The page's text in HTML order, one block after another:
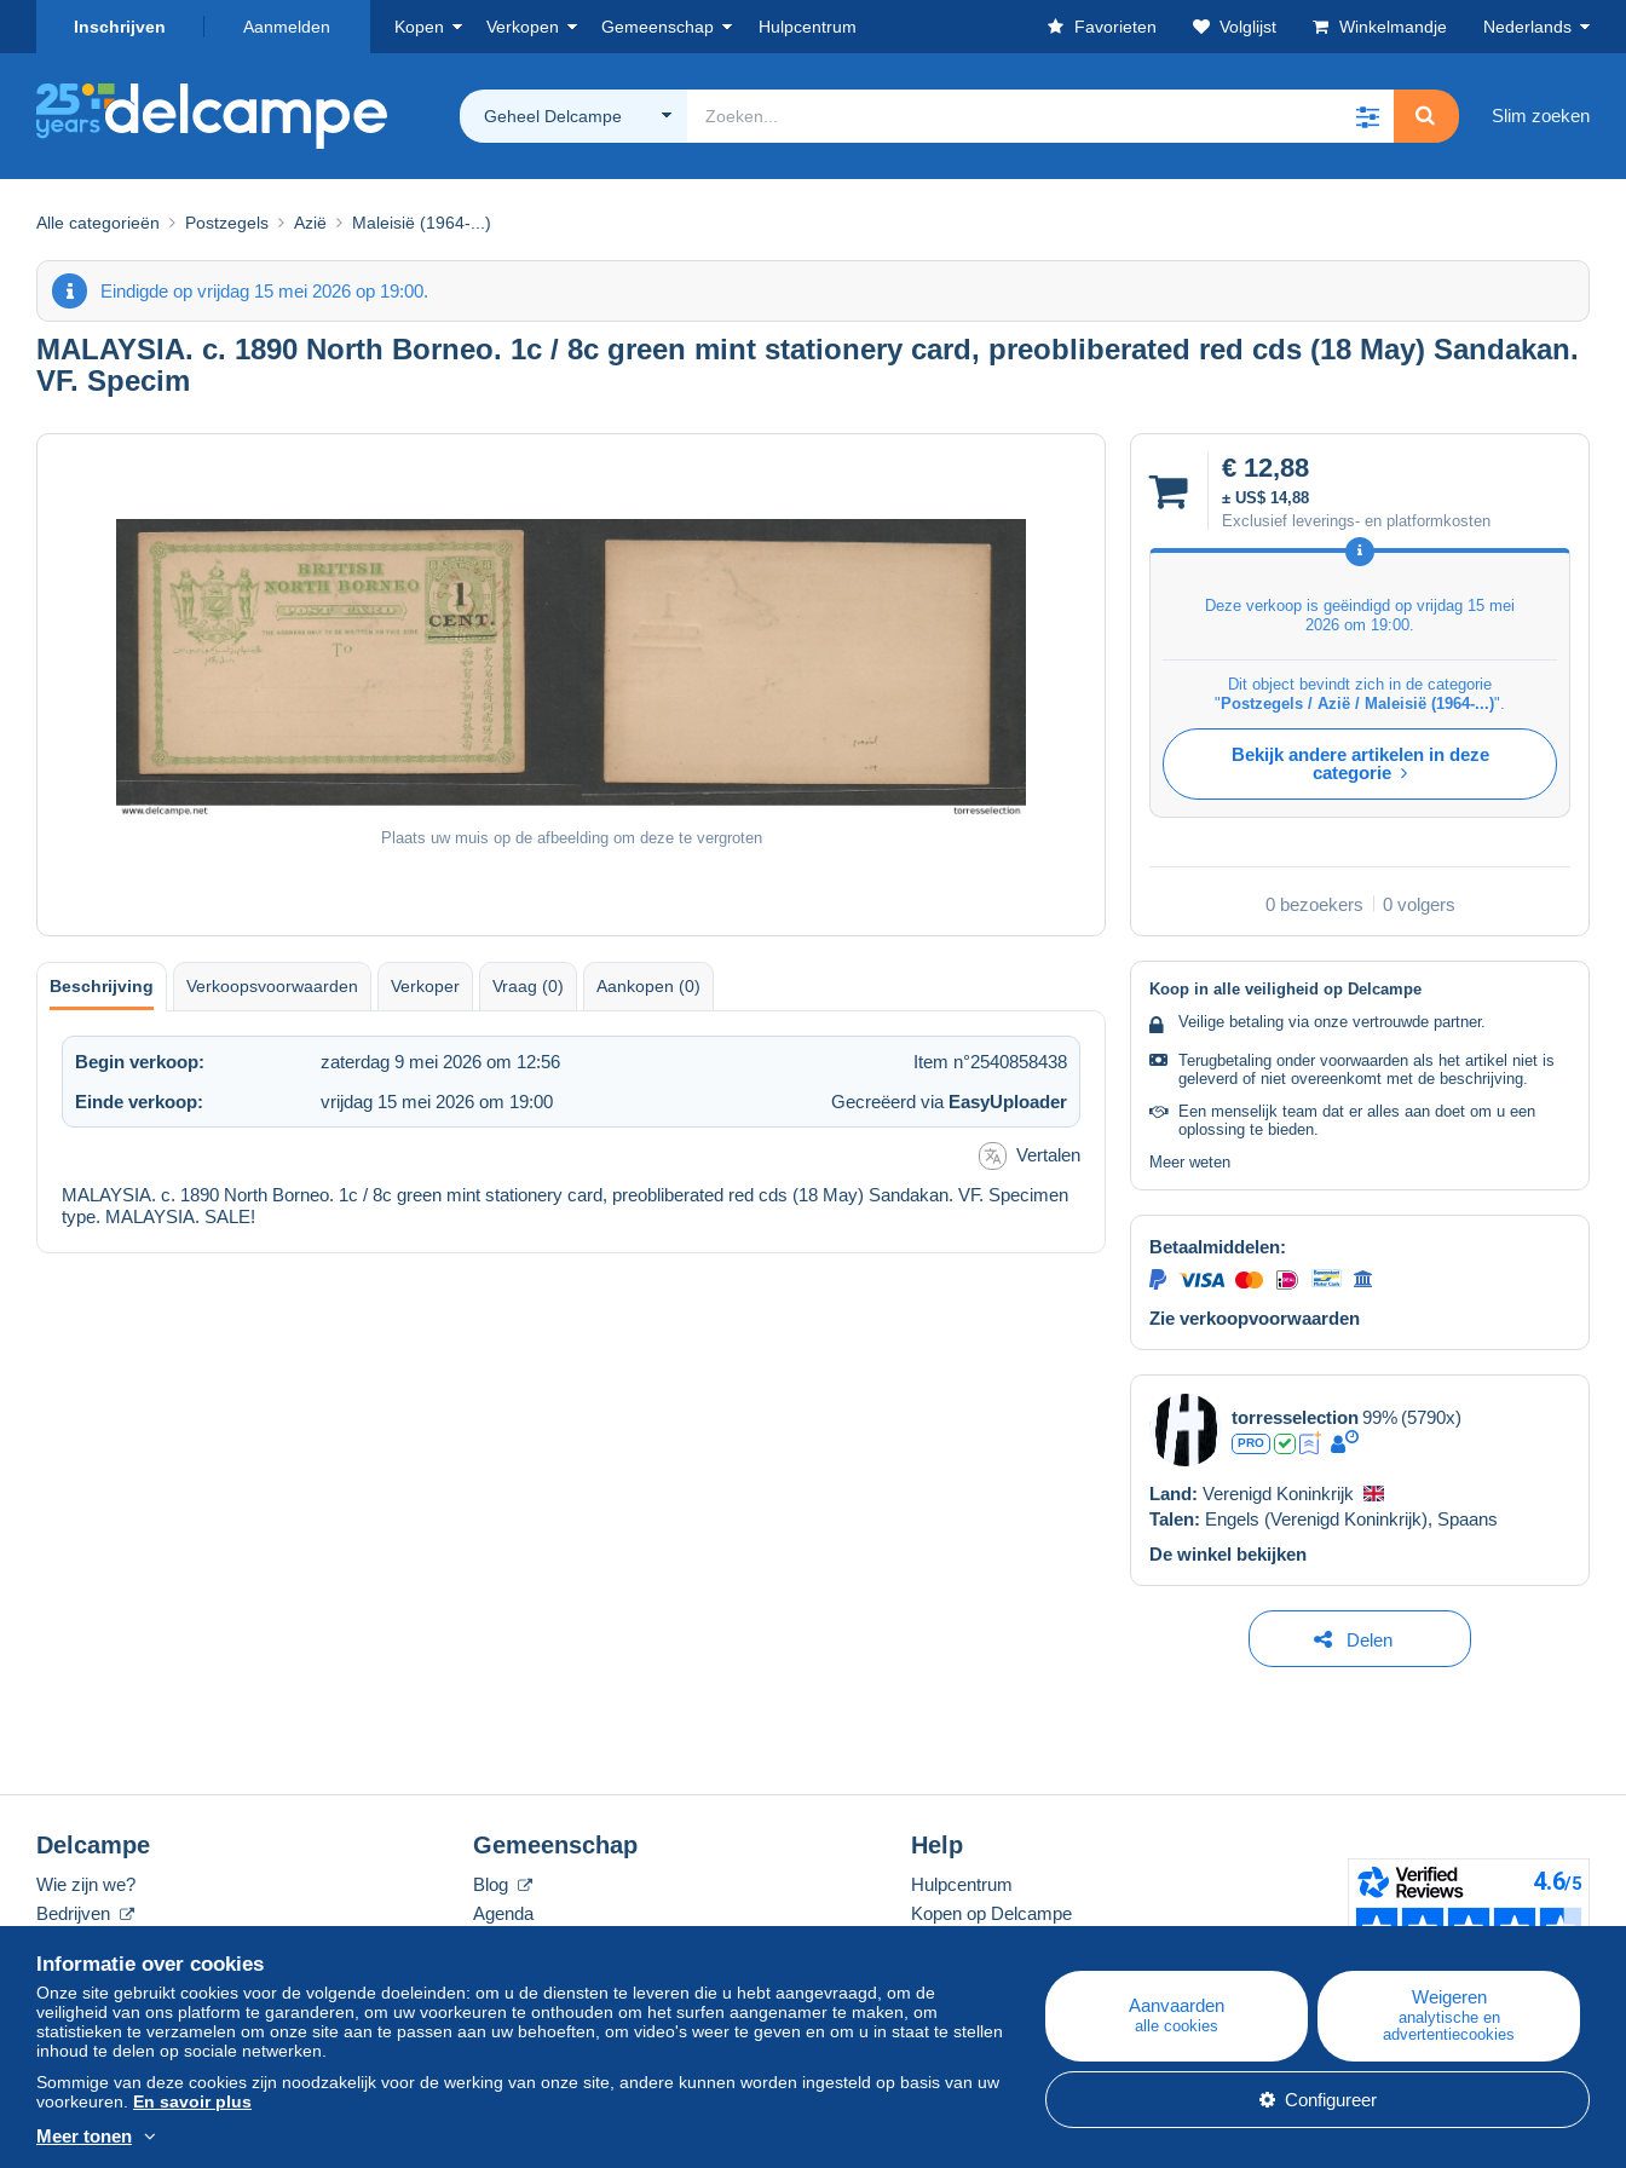
Inschrijven Aanmelden Kopen Verkopen Gemeenschap Hulpcentrum Favorieten Volglijst Winkelmandje Nederlands
Geheel Delcampe Slim zoeken
Alle categorieën Postzegels Azië Maleisië (1964-...)
Eindigde op vrijdag 15 mei 2026 op 19:00.
MALAYSIA. c. 1890 North Borneo. 1c / 8c green mint stationery card, preobliberated red cds (18 May) Sandakan.
VF. Specim
Plaats uw muis op de afbeelding om deze te vergroten
€ 12,88
± US$ 14,88
Exclusief leverings- en platformkosten
Deze verkoop is geëindigd op vrijdag 15 mei
2026 om 19:00
Dit object bevindt zich in de categorie
" Postzegels / Azië / Maleisië (1964-...)".
Bekijk andere artikelen in deze
categorie
0 bezoekers 0 volgers
Beschrijving Verkoopsvoorwaarden Verkoper Vraag (0) Aankopen (0)
Begin verkoop: zaterdag 9 mei 2026 om 12:56
Item n°2540858438
Einde verkoop:
vrijdag 15 mei 2026 om 19:00 Gecreëerd via EasyUploader
Vertalen
MALAYSIA. c. 1890 North Borneo. 1c / 8c green mint stationery card, preobliberated red cds (18 May) Sandakan. VF. Specimen
type. MALAYSIA. SALE!
Koop in alle veiligheid op Delcampe
Veilige betaling via onze vertrouwde partner.
Terugbetaling onder voorwaarden als het artikel niet is
geleverd of niet overeenkomt met de beschrijving.
Een menselijk team dat er alles aan doet om u een
oplossing te bieden.
Meer weten
Betaalmiddelen:
Zie verkoopvoorwaarden
torresselection99% (5790x)
PRO
Land: Verenigd Koninkrijk
Talen: Engels (Verenigd Koninkrijk), Spaans
De winkel bekijken
Delen
Informatie over cookies
Onze site gebruikt cookies voor de volgende doeleinden: om u de diensten te leveren die u hebt aangevraagd, om de
veiligheid van ons platform te garanderen, om uw voorkeuren te onthouden om het surfen aangenamer te maken, om
statistieken te verzamelen om onze site aan te passen aan uw behoeften, om video's weer te geven en om u in staat te stellen
inhoud te delen op sociale netwerken.
Sommige van deze cookies zijn noodzakelijk voor de werking van onze site, andere kunnen worden ingesteld op basis van uw
voorkeuren. En savoir plus
Meer tonen
Aanvaarden
alle cookies
Weigeren
analytische en
advertentiecookies
Configureer
Delcampe
Wie zijn we?
Bedrijven
Neem contact met ons op
Gemeenschap
Blog
Agenda
Help
Hulpcentrum
Kopen op Delcampe
Een beveiligde website
© Delcampe International srl. Alle rechten voorbehouden.